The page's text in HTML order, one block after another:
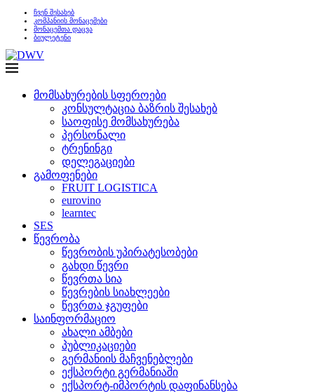
ჩვენ შესახებ
კომპანიის მონაცემები
მონაცემთა დაცვა
ბიულეტენი
მომსახურების სფეროები
კონსულტაცია ბაზრის შესახებ
საოფისე მომსახურება
პერსონალი
ტრენინგი
დელეგაციები
გამოფენები
FRUIT LOGISTICA
eurovino
learntec
SES
წევრობა
წევრობის უპირატესობები
გახდი წევრი
წევრთა სია
წევრების სიახლეები
წევრთა ჯგუფები
საინფორმაციო
ახალი ამბები
პუბლიკაციები
გერმანიის მაჩვენებლები
ექსპორტი გერმანიაში
ექსპორტ-იმპორტის დაფინანსება